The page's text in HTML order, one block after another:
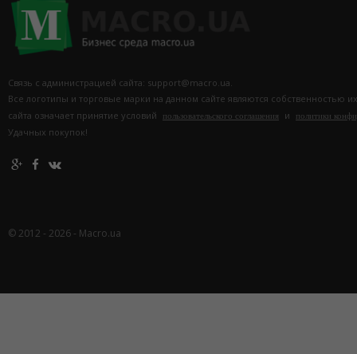
Связь с администрацией сайта: support@macro.ua.
Все логотипы и торговые марки на данном сайте являются собственностью
сайта означает принятие условий
пользовательского соглашения и политики
Удачных покупок!
© 2012 - 2026 - Macro.ua